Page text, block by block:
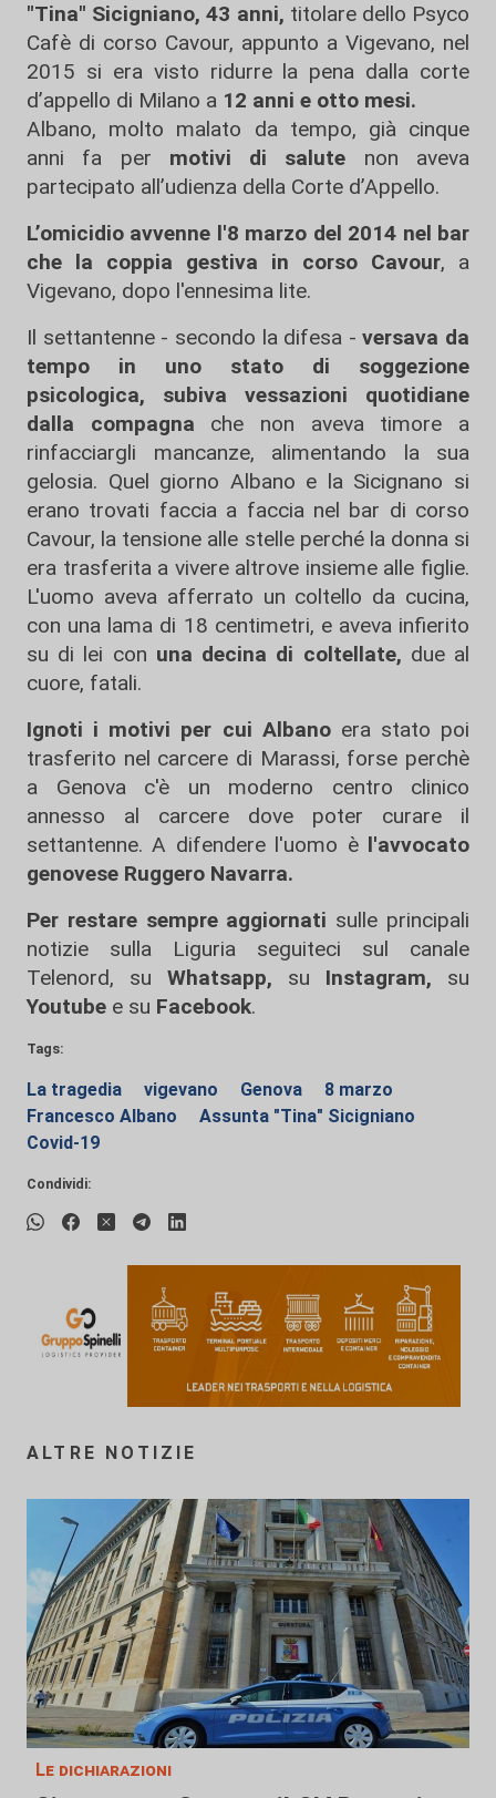
"Tina" Sicigniano, 43 anni, titolare dello Psyco
Cafè di corso Cavour, appunto a Vigevano, nel
2015 si era visto ridurre la pena dalla corte
d’appello di Milano a 12 anni e otto mesi.
Albano, molto malato da tempo, già cinque
anni fa per motivi di salute non aveva
partecipato all’udienza della Corte d’Appello.
L’omicidio avvenne l'8 marzo del 2014 nel bar
che la coppia gestiva in corso Cavour, a
Vigevano, dopo l'ennesima lite.
Il settantenne - secondo la difesa -versava da
tempo in uno stato di soggezione
psicologica, subiva vessazioni quotidiane
dalla compagna che non aveva timore a
rinfacciargli mancanze, alimentando la sua
gelosia. Quel giorno Albano e la Sicignano si
erano trovati faccia a faccia nel bar di corso
Cavour, la tensione alle stelle perché la donna si
era trasferita a vivere altrove insieme alle figlie.
L'uomo aveva afferrato un coltello da cucina,
con una lama di 18 centimetri, e aveva infierito
su di lei con una decina di coltellate, due al
cuore, fatali.
Ignoti i motivi per cui Albanoera stato poi
trasferito nel carcere di Marassi, forse perchè
a Genova c'è un moderno centro clinico
annesso al carcere dove poter curare il
settantenne. A difendere l'uomo è l'avvocato
genovese Ruggero Navarra.
Per restare sempre aggiornati sulle principali
notizie sulla Liguria seguiteci sul canale
Telenord, su
Whatsapp, su Instagram, su
Youtube e su Facebook.
Tags:
La tragedia vigevano Genova
8 marzo
Francesco Albano
Assunta "Tina" Sicigniano
Covid-19
Condividi:
ALTRE NOTIZIE
Le dichiarazioni